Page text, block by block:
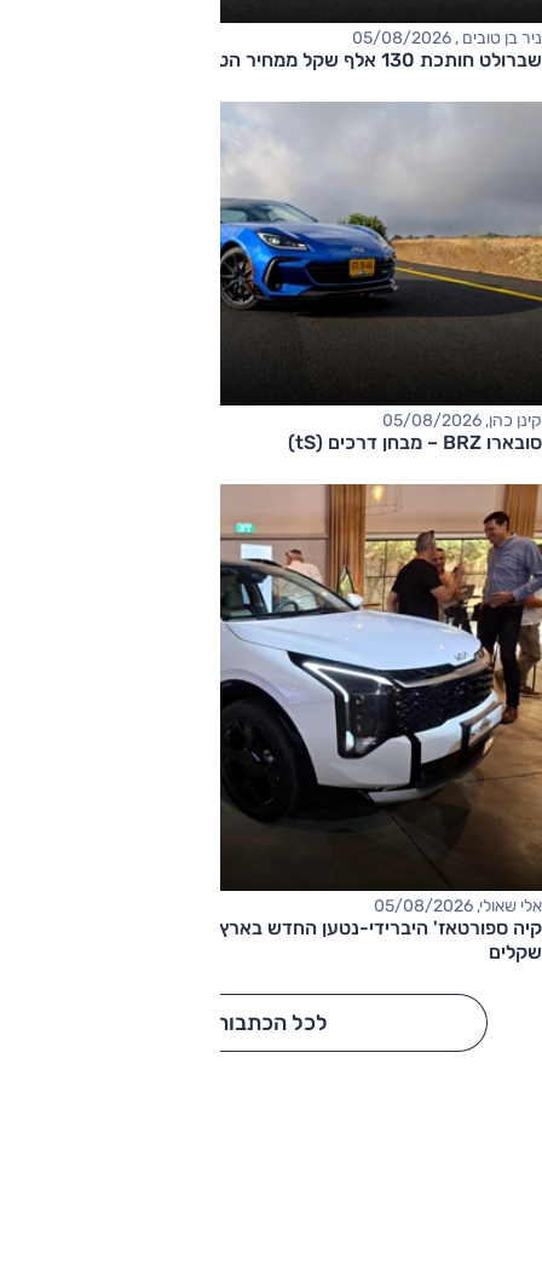
ניר בן טובים , 05/08/2026
שברולט חותכת 130 אלף שקל ממחיר הטאהו
קינן כהן, 05/08/2026
סובארו BRZ – מבחן דרכים (tS)
אלי שאולי, 05/08/2026
שקלים
לכל הכתבות